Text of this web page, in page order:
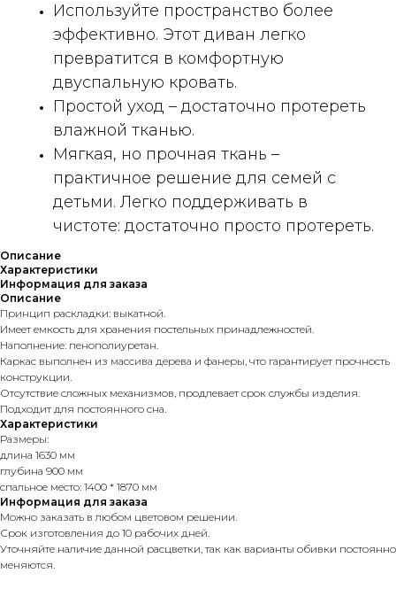
Используйте пространство более
эффективно. Этот диван легко
превратится в комфортную
двуспальную кровать.
Простой уход – достаточно протереть
влажной тканью.
Мягкая, но прочная ткань –
практичное решение для семей с
детьми. Легко поддерживать в
чистоте: достаточно просто протереть.
Описание
Характеристики
Информация для заказа
Описание
Принцип раскладки: выкатной.
Имеет емкость для хранения постельных принадлежностей.
Наполнение: пенополиуретан.
Каркас выполнен из массива дерева и фанеры, что гарантирует прочность
конструкции.
Отсутствие сложных механизмов, продлевает срок службы изделия.
Подходит для постоянного сна.
Характеристики
Размеры:
длина 1630 мм
глубина 900 мм
спальное место: 1400 * 1870 мм
Информация для заказа
Можно заказать в любом цветовом решении.
Срок изготовления до 10 рабочих дней.
Уточняйте наличие данной расцветки, так как варианты обивки постоянно
меняются.